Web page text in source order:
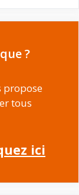
?
propose
tous
ici